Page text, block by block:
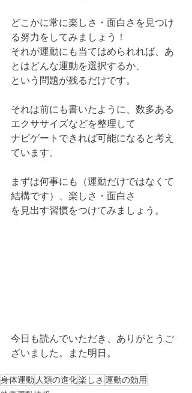
どこかに常に楽しさ・面白さを見つけ
る努力をしてみましょう！
それが運動にも当てはめられれば、あ
とはどんな運動を選択するか、
という問題が残るだけです。
それは前にも書いたように、数多ある
エクササイズなどを整理して
ナビゲートできれば可能になると考え
ています。
まずは何事にも（運動だけではなくて
結構です）、楽しさ・面白さ
を見出す習慣をつけてみましょう。
今日も読んでいただき、ありがとうご
ざいました。また明日。
身体運動 人類の進化楽しさ 運動の効用